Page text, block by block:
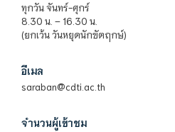
ทุกวัน จันทร์-ศุกร์
8.30 น. – 16.30 น.
(ยกเว้น วันหยุดนักขัตฤกษ์)
อีเมล
saraban@cdti.ac.th
จำนวนผู้เข้าชม